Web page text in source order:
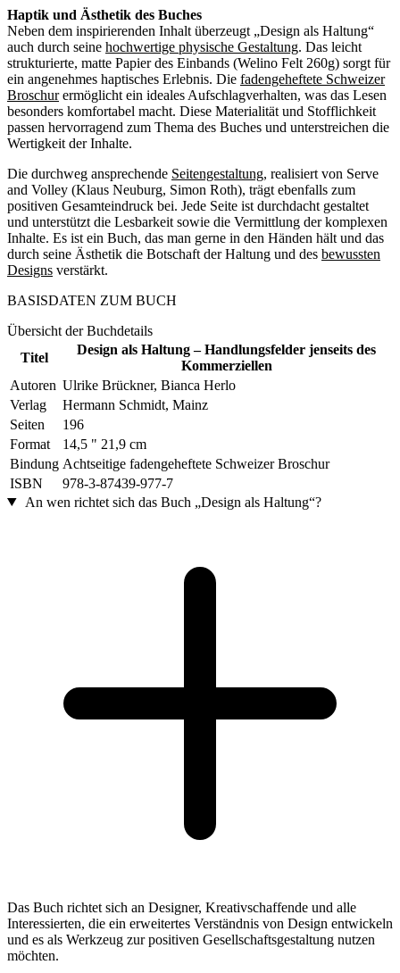
Haptik und Ästhetik des Buches
Neben dem inspirierenden Inhalt überzeugt „Design als Haltung“
auch durch seine hochwertige physische Gestaltung. Das leicht
strukturierte, matte Papier des Einbands (Welino Felt 260g) sorgt für
ein angenehmes haptisches Erlebnis. Die fadengeheftete Schweizer
Broschurermöglicht ein ideales Aufschlagverhalten, was das Lesen
besonders komfortabel macht. Diese Materialität und Stofflichkeit
passen hervorragend zum Thema des Buches und unterstreichen die
Wertigkeit der Inhalte.
Die durchweg ansprechende Seitengestaltung, realisiert von Serve
and Volley (Klaus Neuburg, Simon Roth), trägt ebenfalls zum
positiven Gesamteindruck bei. Jede Seite ist durchdacht gestaltet
und unterstützt die Lesbarkeit sowie die Vermittlung der komplexen
Inhalte. Es ist ein Buch, das man gerne in den Händen hält und das
durch seine Ästhetik die Botschaft der Haltung und des bewussten
Designs verstärkt.
BASISDATEN ZUM BUCH
Übersicht der Buchdetails
Titel
Design als Haltung – Handlungsfelder jenseits des
Kommerziellen
Autoren Ulrike Brückner, Bianca Herlo
Verlag
Hermann Schmidt, Mainz
Seiten
196
Format
14,5 " 21,9 cm
Bindung Achtseitige fadengeheftete Schweizer Broschur
ISBN
978-3-87439-977-7
An wen richtet sich das Buch „Design als Haltung“?
Das Buch richtet sich an Designer, Kreativschaffende und alle
Interessierten, die ein erweitertes Verständnis von Design entwickeln
und es als Werkzeug zur positiven Gesellschaftsgestaltung nutzen
möchten.